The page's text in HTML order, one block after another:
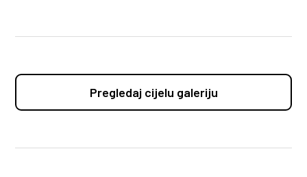
Pregledaj cijelu galeriju